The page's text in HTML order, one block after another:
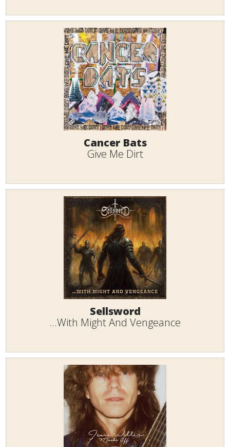
Cancer Bats
Give Me Dirt
Sellsword
...With Might And Vengeance